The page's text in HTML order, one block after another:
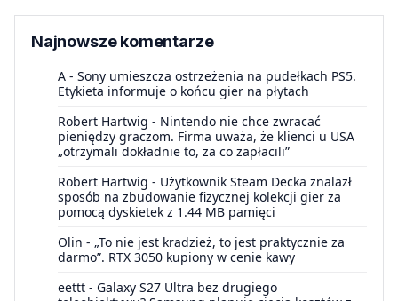
Najnowsze komentarze
A - Sony umieszcza ostrzeżenia na pudełkach PS5.
Etykieta informuje o końcu gier na płytach
Robert Hartwig - Nintendo nie chce zwracać
pieniędzy graczom. Firma uważa, że klienci u USA
„otrzymali dokładnie to, za co zapłacili”
Robert Hartwig - Użytkownik Steam Decka znalazł
sposób na zbudowanie fizycznej kolekcji gier za
pomocą dyskietek z 1.44 MB pamięci
Olin - „To nie jest kradzież, to jest praktycznie za
darmo”. RTX 3050 kupiony w cenie kawy
eettt - Galaxy S27 Ultra bez drugiego